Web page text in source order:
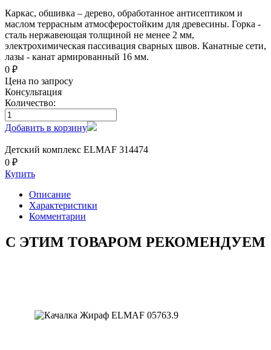
Каркас, обшивка – дерево, обработанное антисептиком и
маслом террасным атмосферостойким для древесины. Горка -
сталь нержавеющая толщиной не менее 2 мм,
электрохимическая пассивация сварных швов. Канатные сети,
лазы - канат армированный 16 мм.
0 ₽
Цена по запросу
Консультация
Количество:
Добавить в корзину
Детский комплекс ELMAF 314474
0 ₽
Купить
Описание
Характеристики
Комментарии
С ЭТИМ ТОВАРОМ РЕКОМЕНДУЕМ